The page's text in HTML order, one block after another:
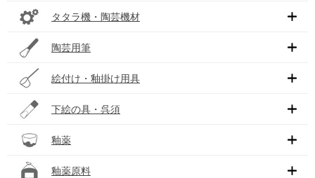
タタラ機・陶芸機材
陶芸用筆
絵付け・釉掛け用具
下絵の具・呉須
釉薬
釉薬原料